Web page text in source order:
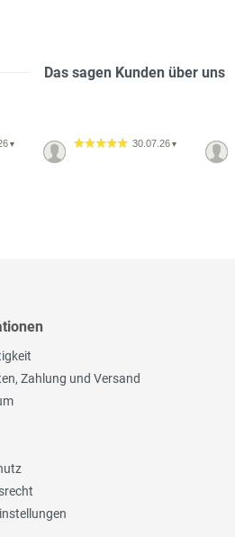
Das sagen Kunden über uns
▼ 30.07.26 ▼
Zahlung und Versand